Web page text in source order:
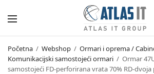
Početna / Webshop / Ormari i oprema /
Komunikacijski samostojeći ormari / Ormar
samostojeći FD-perforirana vrata 70% RD-